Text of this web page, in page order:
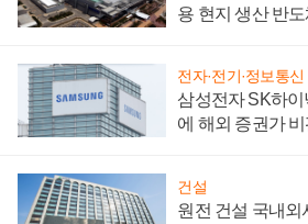
용 현지 생산 반
전자·전기·정보통신
삼성전자 SK하
에 해외 증권가
건설
원전 건설 국내외